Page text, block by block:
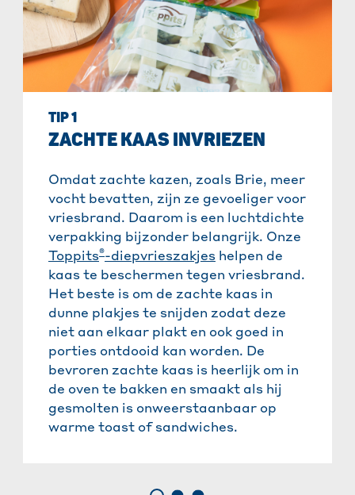
TIP 1
ZACHTE KAAS INVRIEZEN
Omdat zachte kazen, zoals Brie, meer
vocht bevatten, zijn ze gevoeliger voor
vriesbrand. Daarom is een luchtdichte
verpakking bijzonder belangrijk. Onze
Toppits®-diepvrieszakjes helpen de
kaas te beschermen tegen vriesbrand.
Het beste is om de zachte kaas in
dunne plakjes te snijden zodat deze
niet aan elkaar plakt en ook goed in
porties ontdooid kan worden. De
bevroren zachte kaas is heerlijk om in
de oven te bakken en smaakt als hij
gesmolten is onweerstaanbaar op
warme toast of sandwiches.